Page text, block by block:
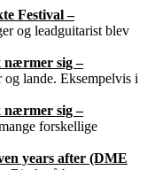
Festival –
og leadguitarist blev
nærmer sig –
lande. Eksempelvis i
nærmer sig –
forskellige
years after (DME